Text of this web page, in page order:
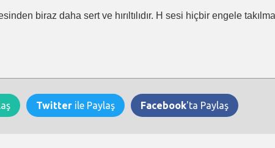
biraz daha sert ve hırıltılıdır. H sesi hiçbir engele
Twitterile Paylaş Facebook'ta Paylaş